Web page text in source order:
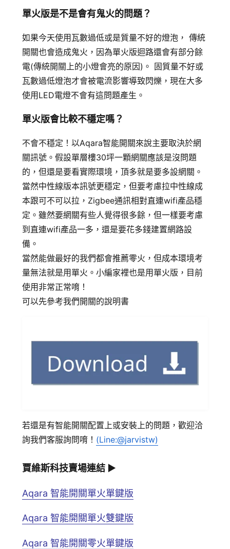
單火版是不是會有鬼火的問題？
如果今天使用瓦數過低或是質量不好的燈泡， 傳統
開關也會造成鬼火，因為單火版迴路還會有部分餘
電(傳統開關上的小燈會亮的原因)。 固質量不好或
瓦數過低燈泡才會被電流影響導致閃爍，現在大多
使用LED電燈不會有這問題產生。
單火版會比較不穩定嗎？
不會不穩定！以Aqara智能開關來說主要取決於網
關訊號。假設單層樓30坪一顆網關應該是沒問題
的，但還是要看實際環境，頂多就是要多設網關。
當然中性線版本訊號更穩定，但要考慮拉中性線成
本跟可不可以拉，Zigbee通訊相對直連wifi產品穩
定。雖然要網關有些人覺得很多餘，但一樣要考慮
到直連wifi產品一多，還是要花多錢建置網路設
備。
當然能做最好的我們都會推薦零火，但成本環境考
量無法就是用單火。小編家裡也是用單火版，目前
使用非常正常唷！
可以先參考我們開關的說明書
若還是有智能開關配置上或安裝上的問題，歡迎洽
詢我們客服詢問唷！ (Line:@jarvistw)
賈維斯科技賣場連結 ▶
Aqara 智能開關單火單鍵版
Aqara 智能開關單火雙鍵版
Aqara 智能開關零火單鍵版